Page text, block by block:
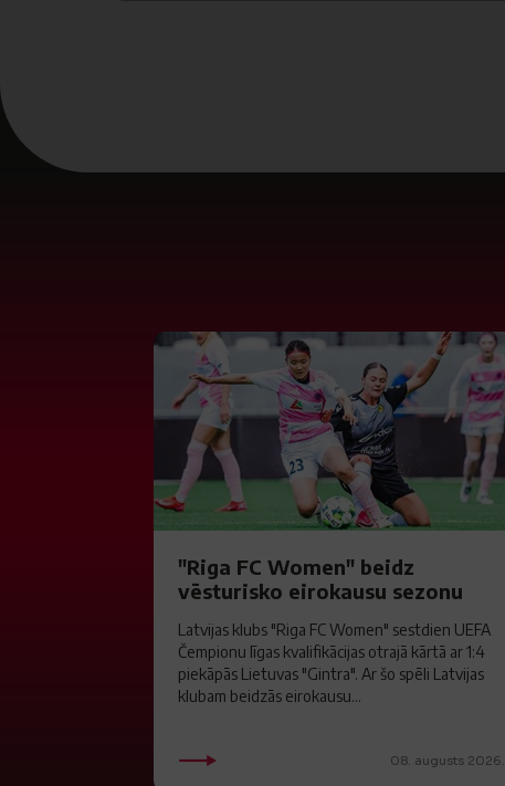
"Riga FC Women" beidz
vēsturisko eirokausu sezonu
Latvijas klubs "Riga FC Women" sestdien UEFA
Čempionu līgas kvalifikācijas otrajā kārtā ar 1:4
piekāpās Lietuvas "Gintra". Ar šo spēli Latvijas
klubam beidzās eirokausu...
08. augusts 2026.